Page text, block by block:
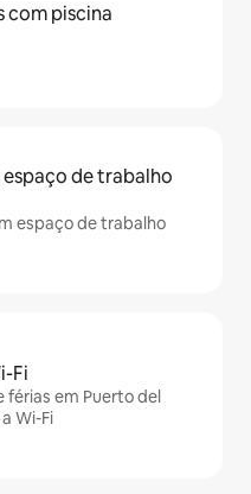
com piscina
de trabalho
espaço de trabalho
Fi
férias em Puerto del
Wi-Fi